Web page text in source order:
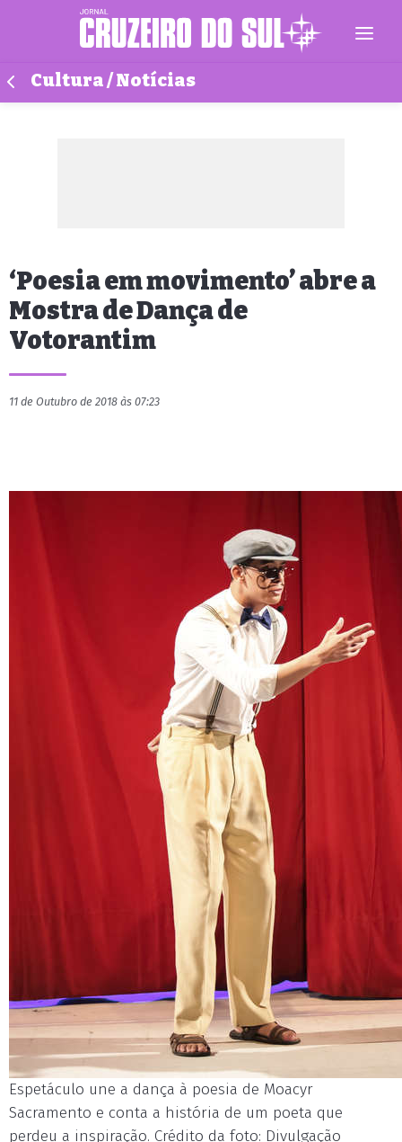
Cultura / Notícias
‘Poesia em movimento’ abre a
Mostra de Dança de
Votorantim
11 de Outubro de 2018 às 07:23
Espetáculo une a dança à poesia de Moacyr
Sacramento e conta a história de um poeta que
perdeu a inspiração. Crédito da foto: Divulgação